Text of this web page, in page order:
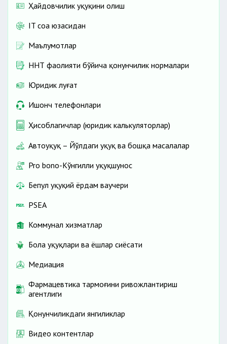
Ҳайдовчилик ҳуқуқини олиш
IT соҳа юзасидан
Маълумотлар
ННТ фаолияти бўйича қонунчилик нормалари
Юридик луғат
Ишонч телефонлари
Ҳисоблагичлар (юридик калькуляторлар)
Автоҳуқуқ – Йўлдаги ҳуқуқ ва бошқа масалалар
Pro bono-Кўнгилли ҳуқуқшунос
Бепул ҳуқуқий ёрдам ваучери
PSEA
Коммунал хизматлар
Бола ҳуқуқлари ва ёшлар сиёсати
Медиация
Фармацевтика тармоғини ривожлантириш
агентлиги
Қонунчиликдаги янгиликлар
Видео контентлар